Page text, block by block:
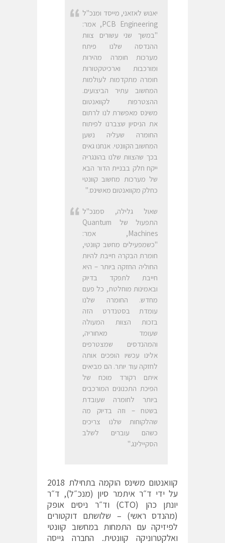
יאנוש לאזאני, מייסד ומנכ"ל
PCB Engineering, אמר:
"במשך שני עשורים צוות
ההנדסה שלנו פיתח
מערכות חומרה מהירות
ומורכבות וארכיטקטורות
חומרה מתקדמות לעולמות
המחשוב עתיר הביצועים.
ההצטרפות לקוואנטום
משינס מאפשרת לנו לרתום
את הניסיון שצברנו לפיתוח
החומרה שעליה נשען
המחשוב הקוונטי. אנחנו גאים
בכך שהצוות שלנו בהונגריה
ייקח חלק בבניית הדור הבא
של מערכות מחשוב קוונטי
כחלק מקוואנטום מאשינס."
שאול גלילה, סמנכ"ל
התפעול של Quantum
Machines, אמר:
"כשמפעילים מחשב קוונטי,
חומרת הבקרה חייבת להיות
החוליה החזקה ביותר – היא
חייבת לתפקד בדיוק
ובאמינות מוחלטת, כל פעם
מחדש. החומרה שלנו
עומדת בסטנדרט הזה
בזכות הצוות המעולה
שעומד מאחוריה,
והמהנדסים שמצטרפים
אלינו עכשיו הופכים אותה
לחזקה עוד יותר. הם מביאים
איתם רקורד מוכח של
הפיכת התכנונים המורכבים
ביותר לחומרה שעובדת
בשטח – וזה בדיוק מה
שהלקוחות שלנו צריכים
כשהם עוברים לשלב
הסקיילינג."
קוואנטום משינס הוקמה בתחילת 2018
על ידי ד״ר איתמר סיון (מנכ״ל), ד״ר
יונתן כהן (CTO) וד״ר ניסים אופק
(מהנדס ראשי) – שלושתם דוקטורים
לפיזיקה עם התמחות במחשוב קוונטי
ואלקטרוניקה קוונטית. החברה גייסה